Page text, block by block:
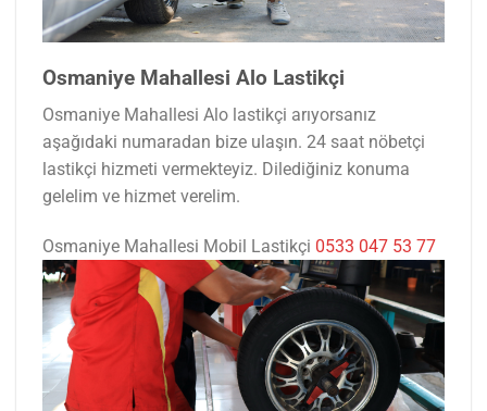
Osmaniye Mahallesi Alo Lastikçi
Osmaniye Mahallesi Alo lastikçi arıyorsanız
aşağıdaki numaradan bize ulaşın. 24 saat nöbetçi
lastikçi hizmeti vermekteyiz. Dilediğiniz konuma
gelelim ve hizmet verelim.
Osmaniye Mahallesi Mobil Lastikçi 0533 047 53 77